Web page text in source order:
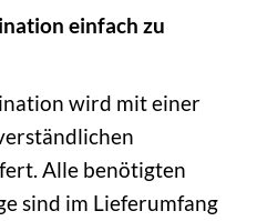
einfach zu
wird mit einer
Alle benötigten
sind im Lieferumfang